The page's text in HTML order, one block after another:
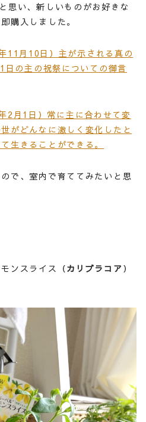
思い、新しいものがお好きな
購入しました。
月10日）主が示される真の
の主の祝祭についての御言
月1日）常に主に合わせて変
がどんなに激しく変化したと
生きることができる。
で、室内で育ててみたいと思
ンスライス（カリブラコア ）